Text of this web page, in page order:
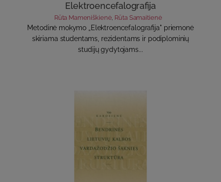
Elektroencefalografija
Rūta Mameniškienė Rūta Samaitienė
Metodinė mokymo „Elektroencefalografija" priemonė
skiriama studentams, rezidentams ir podiplominių
studijų gydytojams...